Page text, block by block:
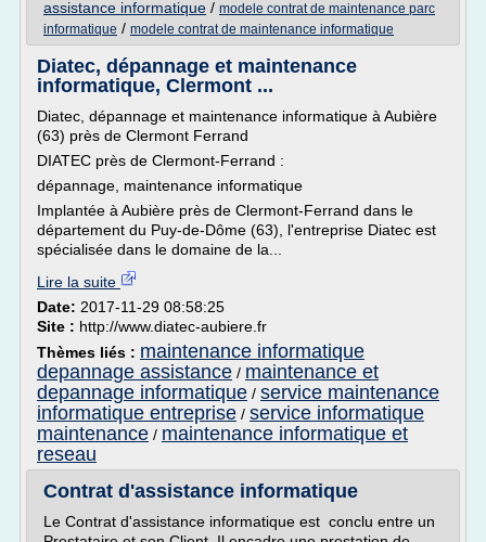
assistance informatique / modele contrat de maintenance parc
informatique / modele contrat de maintenance informatique
Diatec, dépannage et maintenance
informatique, Clermont ...
Diatec, dépannage et maintenance informatique à Aubière
(63) près de Clermont Ferrand
DIATEC près de Clermont-Ferrand :
dépannage, maintenance informatique
Implantée à Aubière près de Clermont-Ferrand dans le
département du Puy-de-Dôme (63), l'entreprise Diatec est
spécialisée dans le domaine de la...
Lire la suite
Date: 2017-11-29 08:58:25
Site : http://www.diatec-aubiere.fr
Thèmes liés : maintenance informatique
depannage assistance / maintenance et
depannage informatique / service maintenance
informatique entreprise / service informatique
maintenance / maintenance informatique et
reseau
Contrat d'assistance informatique
Le Contrat d'assistance informatique est conclu entre un